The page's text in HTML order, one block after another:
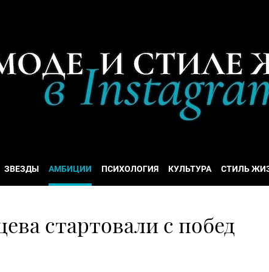
ЗВЕЗДЫ АМБИЦИИ ПСИХОЛОГИЯ КУЛЬТУРА СТИЛЬ
стартовали с побед